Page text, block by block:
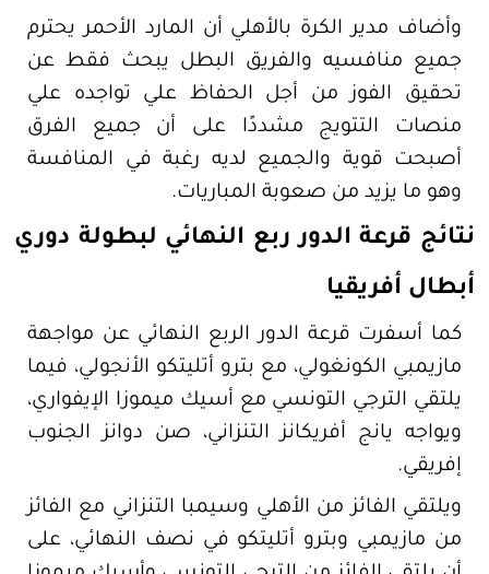
وأضاف مدير الكرة بالأهلي أن المارد الأحمر يحترم
جميع منافسيه والفريق البطل يبحث فقط عن
تحقيق الفوز من أجل الحفاظ علي تواجده علي
منصات التتويج مشددًا على أن جميع الفرق
أصبحت قوية والجميع لديه رغبة في المنافسة
وهو ما يزيد من صعوبة المباريات.
نتائج قرعة الدور ربع النهائي لبطولة دوري
أبطال أفريقيا
كما أسفرت قرعة الدور الربع النهائي عن مواجهة
مازيمبي الكونغولي، مع بترو أتليتكو الأنجولي، فيما
يلتقي الترجي التونسي مع أسيك ميموزا الإيفواري،
ويواجه يانج أفريكانز التنزاني، صن دوانز الجنوب
إفريقي.
ويلتقي الفائز من الأهلي وسيمبا التنزاني مع الفائز
من مازيمبي وبترو أتليتكو في نصف النهائي، على